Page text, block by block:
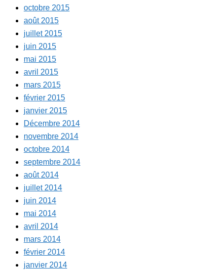
octobre 2015
août 2015
juillet 2015
juin 2015
mai 2015
avril 2015
mars 2015
février 2015
janvier 2015
Décembre 2014
novembre 2014
octobre 2014
septembre 2014
août 2014
juillet 2014
juin 2014
mai 2014
avril 2014
mars 2014
février 2014
janvier 2014